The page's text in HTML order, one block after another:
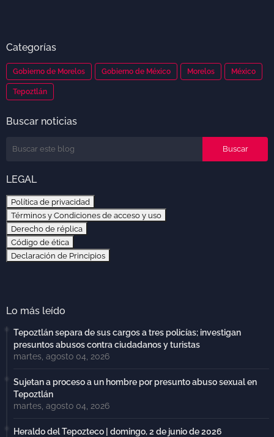
Categorías
Gobierno de Morelos Gobierno de México Morelos México
Tepoztlán
Buscar noticias
LEGAL
Política de privacidad
Términos y Condiciones de acceso y uso
Derecho de réplica
Código de ética
Declaración de Principios
Lo más leído
Tepoztlán separa de sus cargos a tres policías; investigan
presuntos abusos contra ciudadanos y turistas
martes, agosto 04, 2026
Sujetan a proceso a un hombre por presunto abuso sexual en
Tepoztlán
martes, agosto 04, 2026
Heraldo del Tepozteco | domingo, 2 de junio de 2026